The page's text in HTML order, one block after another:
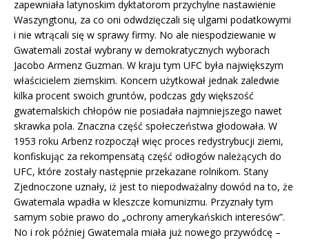
zapewniała latynoskim dyktatorom przychylne nastawienie
Waszyngtonu, za co oni odwdzięczali się ulgami podatkowymi
i nie wtrącali się w sprawy firmy. No ale niespodziewanie w
Gwatemali został wybrany w demokratycznych wyborach
Jacobo Armenz Guzman. W kraju tym UFC była największym
właścicielem ziemskim. Koncern użytkował jednak zaledwie
kilka procent swoich gruntów, podczas gdy większość
gwatemalskich chłopów nie posiadała najmniejszego nawet
skrawka pola. Znaczna część społeczeństwa głodowała. W
1953 roku Arbenz rozpoczął więc proces redystrybucji ziemi,
konfiskując za rekompensatą część odłogów należących do
UFC, które zostały następnie przekazane rolnikom. Stany
Zjednoczone uznały, iż jest to niepodważalny dowód na to, że
Gwatemala wpadła w kleszcze komunizmu. Przyznały tym
samym sobie prawo do „ochrony amerykańskich interesów”.
No i rok później Gwatemala miała już nowego przywódcę –